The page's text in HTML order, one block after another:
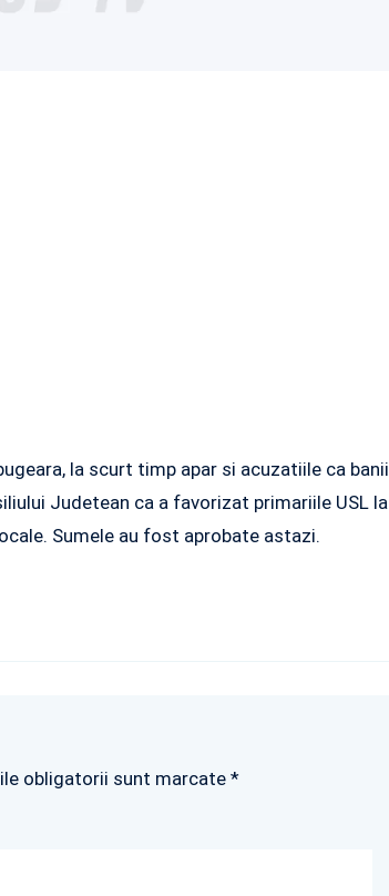
la scurt timp apar si acuzatiile ca banii
Judetean ca a favorizat primariile USL la
Sumele au fost aprobate astazi.
obligatorii sunt marcate *